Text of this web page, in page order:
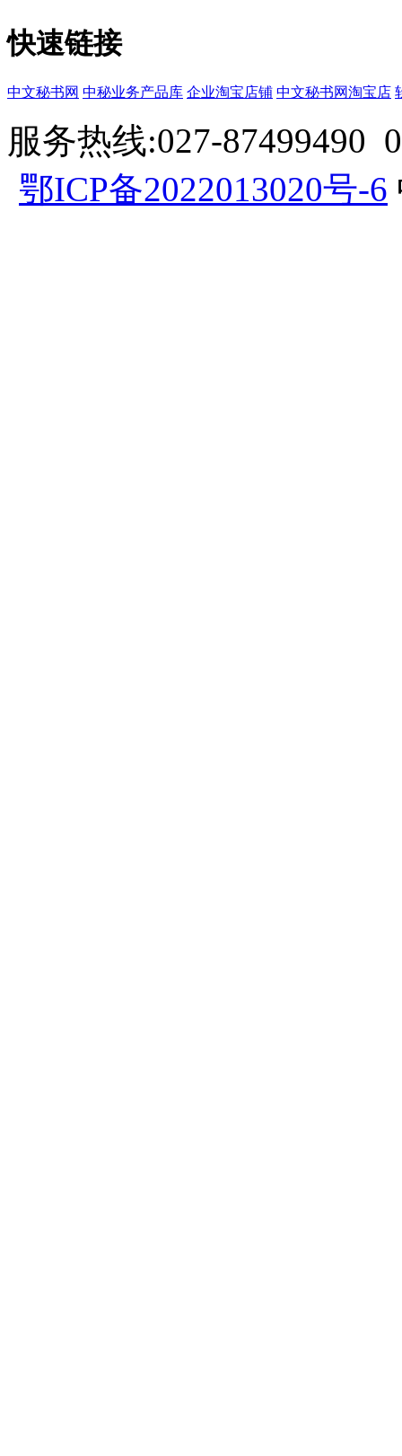
快速链接
中文秘书网 中秘业务产品库 企业淘宝店铺 中文秘书网淘宝店
服务热线:027-87499490
鄂ICP备2022013020号-6